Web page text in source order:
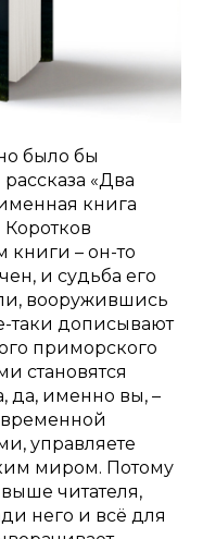
было бы
«Два
книга
книги – он-то
и судьба его
вооружившись
таки дописывают
приморского
становятся
да, именно вы, –
управляете
миром. Потому
читателя,
него и всё для